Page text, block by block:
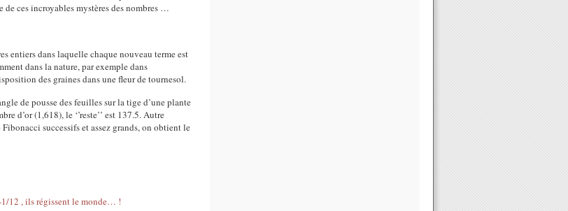
ces incroyables mystères des nombres …
entiers dans laquelle chaque nouveau terme est
dans la nature, par exemple dans
des graines dans une fleur de tournesol.
de pousse des feuilles sur la tige d’une plante
d’or (1,618), le ‘’reste’’ est 137.5. Autre
successifs et assez grands, on obtient le